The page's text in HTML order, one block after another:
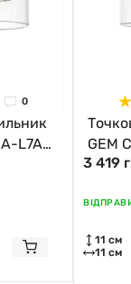
0
L7AC
GEM
Zuma
3 419
11 см
11 см